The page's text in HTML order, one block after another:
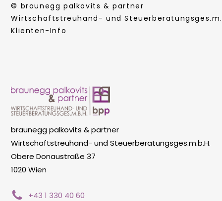
© braunegg palkovits & partner
Wirtschaftstreuhand- und
Klienten-Info
braunegg palkovits & partner
Wirtschaftstreuhand- und Steuerberatungsges.m.b.H.
Obere Donaustraße 37
1020 Wien
+43 1 330 40 60